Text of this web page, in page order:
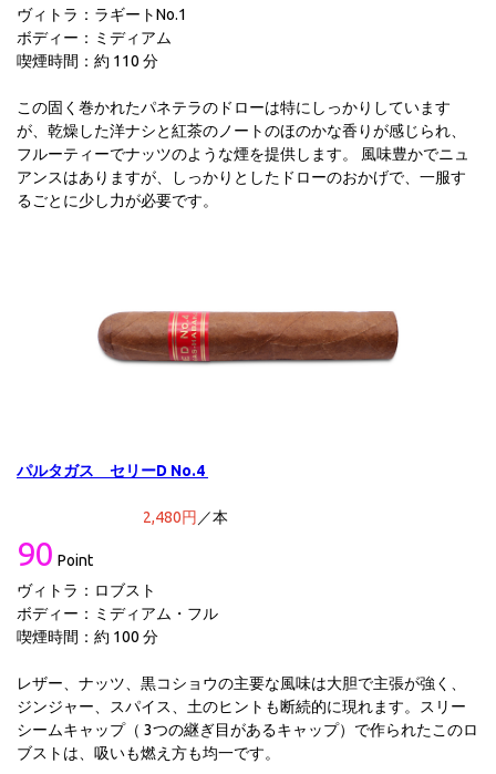
ヴィトラ：ラギートNo.1
ボディー：ミディアム
喫煙時間：約 110 分
この固く巻かれたパネテラのドローは特にしっかりしています
が、乾燥した洋ナシと紅茶のノートのほのかな香りが感じられ、
フルーティーでナッツのような煙を提供します。 風味豊かでニュ
アンスはありますが、しっかりとしたドローのおかげで、一服す
るごとに少し力が必要です。
パルタガス セリーD No.4
2,480円 ／本
90 Point
ヴィトラ：ロブスト
ボディー：ミディアム・フル
喫煙時間：約 100 分
レザー、ナッツ、黒コショウの主要な風味は大胆で主張が強く、
ジンジャー、スパイス、土のヒントも断続的に現れます。スリー
シームキャップ（ 3つの継ぎ目があるキャップ）で作られたこのロ
ブストは、吸いも燃え方も均一です。